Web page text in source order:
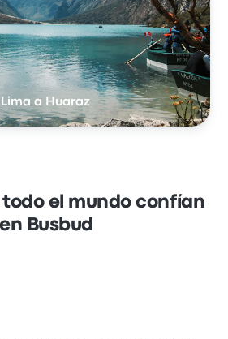
a Huaraz
todo el mundo confían
en Busbud